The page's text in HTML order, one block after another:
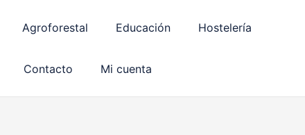
Agroforestal Educación Hostelería
Contacto Mi cuenta